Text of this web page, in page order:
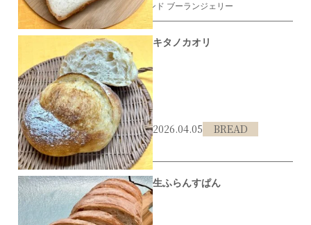
#伊丹市#食パン#ミヤビ カフェ アンド ブーランジェリー
キタノカオリ
2026.04.05 BREAD
#伊丹市#Bobとパン
生ふらんすぱん